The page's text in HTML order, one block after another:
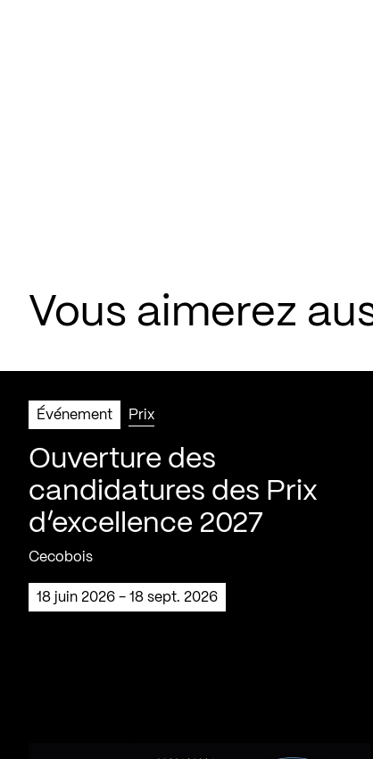
Vous aimerez
Événement Prix
Ouverture des
candidatures des Prix
d’excellence 2027
Cecobois
18 juin 2026 - 18 sept. 2026